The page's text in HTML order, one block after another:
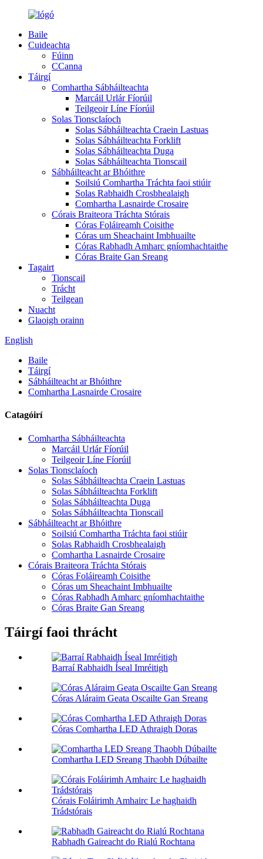
Baile
Cuideachta
Fúinn
CCanna
Táirgí
Comhartha Sábháilteachta
Marcáil Urlár Fíorúil
Teilgeoir Líne Fíorúil
Solas Tionsclaíoch
Solas Sábháilteachta Craein Lastuas
Solas Sábháilteachta Forklift
Solas Sábháilteachta Duga
Solas Sábháilteachta Tionscail
Sábháilteacht ar Bhóithre
Soilsiú Comhartha Tráchta faoi stiúir
Solas Rabhaidh Crosbhealaigh
Comhartha Lasnairde Crosaire
Córais Braiteora Tráchta Stórais
Córas Foláireamh Coisithe
Córas um Sheachaint Imbhuailte
Córas Rabhadh Amharc gníomhachtaithe
Córas Braite Gan Sreang
Tagairt
Tionscail
Trácht
Teilgean
Nuacht
Glaoigh orainn
English
Baile
Táirgí
Sábháilteacht ar Bhóithre
Comhartha Lasnairde Crosaire
Catagóirí
Comhartha Sábháilteachta
Marcáil Urlár Fíorúil
Teilgeoir Líne Fíorúil
Solas Tionsclaíoch
Solas Sábháilteachta Craein Lastuas
Solas Sábháilteachta Forklift
Solas Sábháilteachta Duga
Solas Sábháilteachta Tionscail
Sábháilteacht ar Bhóithre
Soilsiú Comhartha Tráchta faoi stiúir
Solas Rabhaidh Crosbhealaigh
Comhartha Lasnairde Crosaire
Córais Braiteora Tráchta Stórais
Córas Foláireamh Coisithe
Córas um Sheachaint Imbhuailte
Córas Rabhadh Amharc gníomhachtaithe
Córas Braite Gan Sreang
Táirgí faoi thrácht
Barraí Rabhaidh Íseal Imréitigh
Córas Aláraim Geata Oscailte Gan Sreang
Córas Comhartha LED Athraigh Doras
Comhartha LED Sreang Thaobh Dúbailte
Córais Foláirimh Amhairc Le haghaidh
Trádstórais
Rabhadh Gaireacht do Rialú Rochtana